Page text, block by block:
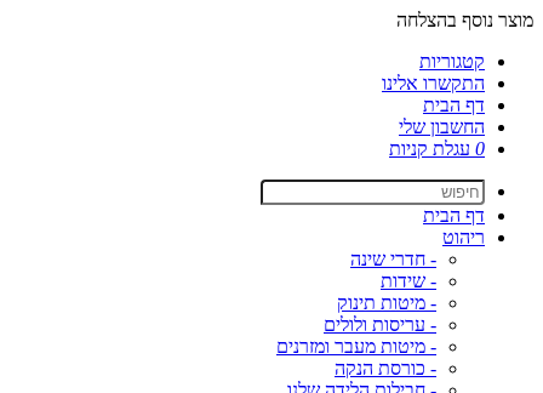
מוצר נוסף בהצלחה
קטגוריות
התקשרו אלינו
דף הבית
החשבון שלי
0 עגלת קניות
דף הבית
ריהוט
- חדרי שינה
- שידות
- מיטות תינוק
- עריסות ולולים
- מיטות מעבר ומזרנים
- כורסת הנקה